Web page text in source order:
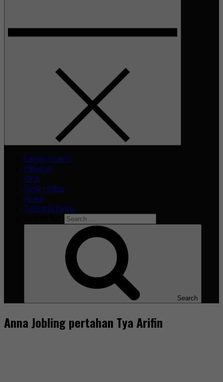
Laman Utama
Hiburan
Viral
Gaya Hidup
Acara
Tentang Kami
Search
Anna Jobling pertahan Tya Arifin